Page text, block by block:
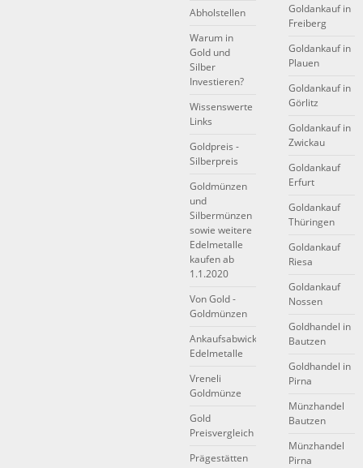
Abholstellen
Warum in
Gold und
Silber
Investieren?
Wissenswerte
Links
Goldpreis -
Silberpreis
Goldmünzen
und
Silbermünzen
sowie weitere
Edelmetalle
kaufen ab
1.1.2020
Von Gold -
Goldmünzen
Ankaufsabwicklung
Edelmetalle
Vreneli
Goldmünze
Gold
Preisvergleich
Prägestätten
Goldankauf in
Freiberg
Goldankauf in
Plauen
Goldankauf in
Görlitz
Goldankauf in
Zwickau
Goldankauf
Erfurt
Goldankauf
Thüringen
Goldankauf
Riesa
Goldankauf
Nossen
Goldhandel in
Bautzen
Goldhandel in
Pirna
Münzhandel
Bautzen
Münzhandel
Pirna